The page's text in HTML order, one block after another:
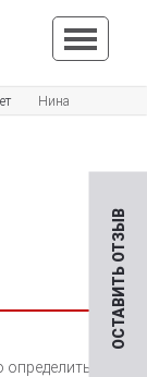
ОСТАВИТЬ ОТЗЫВ
Нина